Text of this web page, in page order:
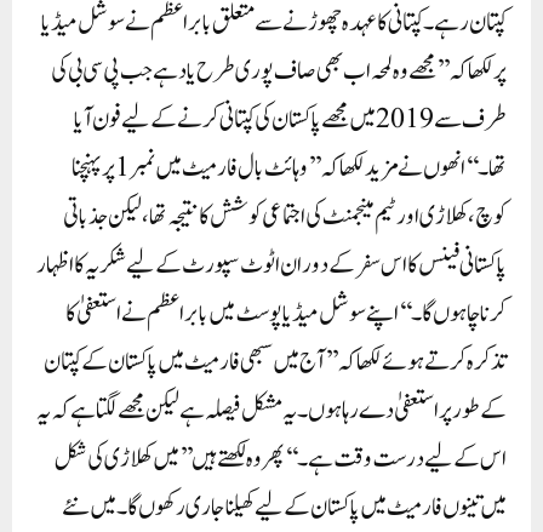
کپتان رہے۔ کپتانی کا عہدہ چھوڑنے سے متعلق بابر اعظم نے سوشل میڈیا
پر لکھا کہ ’’مجھے وہ لمحہ اب بھی صاف پوری طرح یاد ہے جب پی سی بی کی
طرف سے 2019 میں مجھے پاکستان کی کپتانی کرنے کے لیے فون آیا
تھا۔‘‘ انھوں نے مزید لکھا کہ ’’وہائٹ بال فارمیٹ میں نمبر 1 پر پہنچنا
کوچ، کھلاڑی اور ٹیم مینجمنٹ کی اجتماعی کوشش کا نتیجہ تھا، لیکن جذباتی
پاکستانی فینس کا اس سفر کے دوران اٹوٹ سپورٹ کے لیے شکریہ کا اظہار
کرنا چاہوں گا۔‘‘اپنے سوشل میڈیا پوسٹ میں بابر اعظم نے استعفیٰ کا
تذکرہ کرتے ہوئے لکھا کہ ’’آج میں سبھی فارمیٹ میں پاکستان کے کپتان
کے طور پر استعفیٰ دے رہا ہوں۔ یہ مشکل فیصلہ ہے لیکن مجھے لگتا ہے کہ یہ
اس کے لیے درست وقت ہے۔‘‘ پھر وہ لکھتے ہیں ’’میں کھلاڑی کی شکل
میں تینوں فارمیٹ میں پاکستان کے لیے کھیلنا جاری رکھوں گا۔ میں نئے